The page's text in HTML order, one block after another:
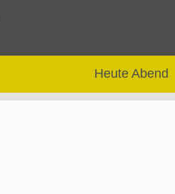
Heute Abend